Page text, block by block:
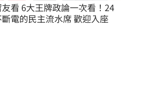
看 6大王牌政論一次看！24
電的民主流水席 歡迎入座